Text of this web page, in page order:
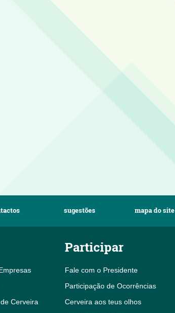
sugestões mapa do site
Cerveira
Participar
Fale com o Presidente
Participação de Ocorrências
Cerveira aos teus olhos